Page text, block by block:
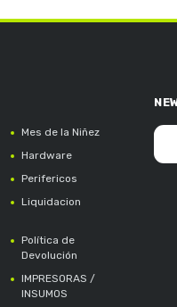
Mes de la Niñez
Hardware
Perifericos
Liquidacion
Política de
Devolución
IMPRESORAS /
INSUMOS